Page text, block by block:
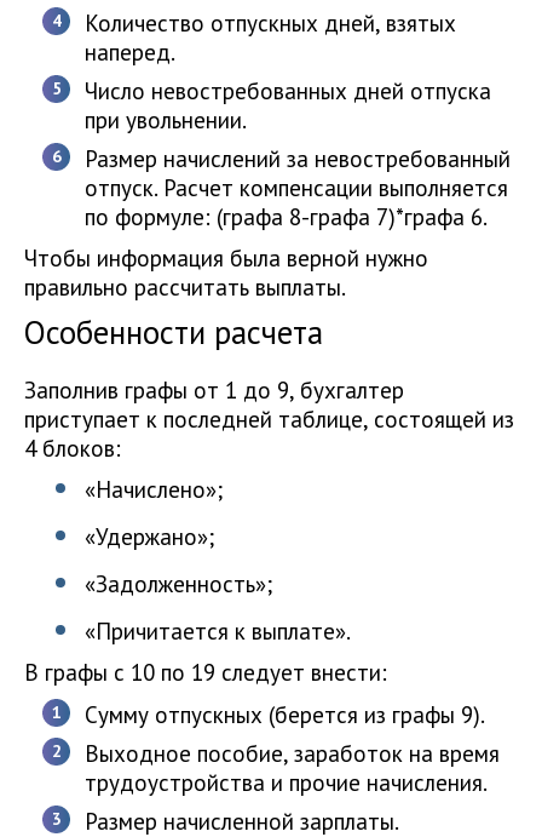
Количество отпускных дней, взятых
наперед.
Число невостребованных дней отпуска
при увольнении.
Размер начислений за невостребованный
отпуск. Расчет компенсации выполняется
по формуле: (графа 8-графа 7)*графа 6.
Чтобы информация была верной нужно
правильно рассчитать выплаты.
Особенности расчета
Заполнив графы от 1 до 9, бухгалтер
приступает к последней таблице, состоящей из
4 блоков:
«Начислено»;
«Удержано»;
«Задолженность»;
«Причитается к выплате».
В графы с 10 по 19 следует внести:
Сумму отпускных (берется из графы 9).
Выходное пособие, заработок на время
трудоустройства и прочие начисления.
Размер начисленной зарплаты.